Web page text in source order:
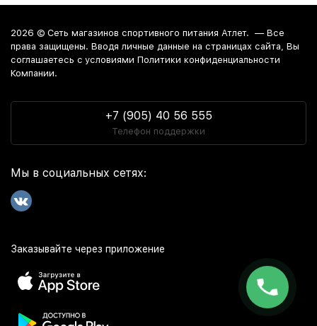
2026 © Сеть магазинов спортивного питания Атлет. — Все
права защищены. Вводя личные данные на страницах сайта, Вы
соглашаетесь c условиями Политики конфиденциальности
Компании.
+7 (905) 40 56 555
Телефон поддержки
Мы в социальных сетях:
Заказывайте через приложение